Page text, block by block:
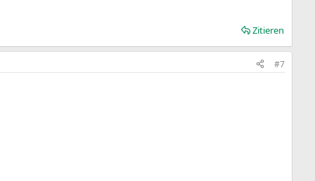
Zitieren
#7